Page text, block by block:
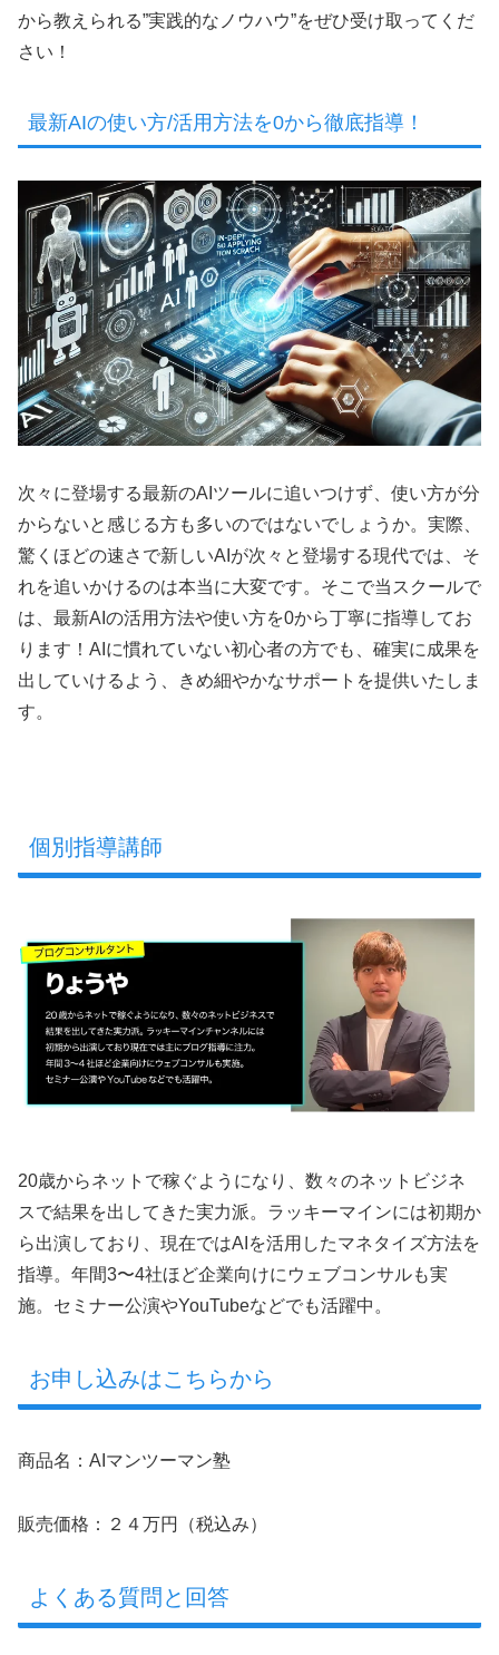
から教えられる”実践的なノウハウ”をぜひ受け取ってくだ
さい！
最新AIの使い方/活用方法を0から徹底指導！
次々に登場する最新のAIツールに追いつけず、使い方が分
からないと感じる方も多いのではないでしょうか。実際、
驚くほどの速さで新しいAIが次々と登場する現代では、そ
れを追いかけるのは本当に大変です。そこで当スクールで
は、最新AIの活用方法や使い方を0から丁寧に指導してお
ります！AIに慣れていない初心者の方でも、確実に成果を
出していけるよう、きめ細やかなサポートを提供いたしま
す。
個別指導講師
20歳からネットで稼ぐようになり、数々のネットビジネ
スで結果を出してきた実力派。ラッキーマインには初期か
ら出演しており、現在ではAIを活用したマネタイズ方法を
指導。年間3〜4社ほど企業向けにウェブコンサルも実
施。セミナー公演やYouTubeなどでも活躍中。
お申し込みはこちらから
商品名：AIマンツーマン塾
販売価格：２４万円（税込み）
よくある質問と回答